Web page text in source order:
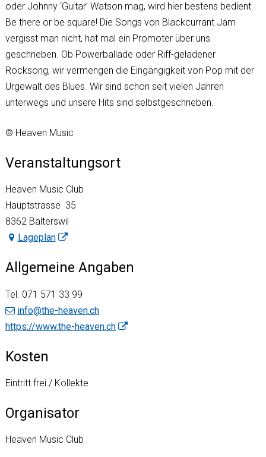
oder Johnny ‘Guitar’ Watson mag, wird hier bestens bedient.
Be there or be square! Die Songs von Blackcurrant Jam
vergisst man nicht, hat mal ein Promoter über uns
geschrieben. Ob Powerballade oder Riff-geladener
Rocksong, wir vermengen die Eingängigkeit von Pop mit der
Urgewalt des Blues. Wir sind schon seit vielen Jahren
unterwegs und unsere Hits sind selbstgeschrieben.
© Heaven Music
Veranstaltungsort
Heaven Music Club
Hauptstrasse 35
8362 Balterswil
Lageplan
Allgemeine Angaben
Tel. 071 571 33 99
info@the-heaven.ch
https://www.the-heaven.ch
Kosten
Eintritt frei / Kollekte
Organisator
Heaven Music Club